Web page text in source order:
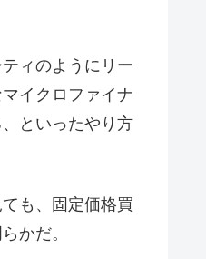
ィのようにリー
イクロファイナ
といったやり方
も、固定価格買
かだ。